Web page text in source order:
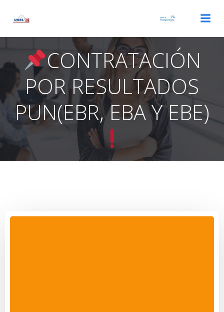
CONTRATACIÓN
POR RESULTADOS
PUN(EBR, EBA Y EBE)